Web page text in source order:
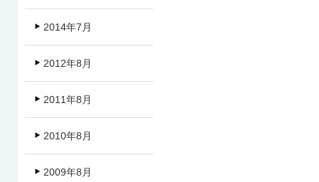
2014年7月
2012年8月
2011年8月
2010年8月
2009年8月